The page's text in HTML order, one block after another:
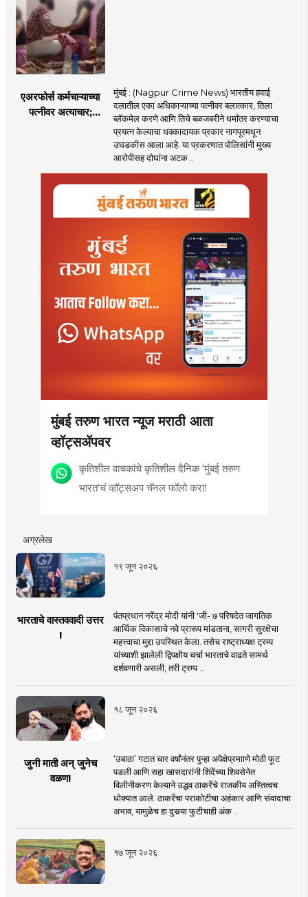
केला दावा
एअरफोर्स कर्मचाऱ्याच्या
पत्नीवर अत्याचार;
मुंबई : (Nagpur Crime News) भारतीय हवाई
दलातील एका अधिकाऱ्याच्या पत्नीवर बलात्कार, तिला
ब्लॅकमेल करणे आणि तिचे बळजबरीने धर्मांतर करण्याचा
प्रयत्न केल्याचा धक्कादायक प्रकार नागपूरमधून
उघडकीस आला आहे. या प्रकरणात पोलिसांनी मुख्य
आरोपीसह दोघांना अटक ..
मुंबई तरुण भारत न्यूज मराठी आता
व्हॉट्सॲपवर
कृतिशील वाचकांचे कृतिशील दैनिक 'मुंबई तरुण
भारत'चं व्हॉट्सअप चॅनल फॉलो करा!
अग्रलेख
१९ जून २०२६
भारताचे वास्तववादी उत्तर
!
पंतप्रधान नरेंद्र मोदी यांनी 'जी- ७ परिषदेत जागतिक
आर्थिक विकासाचे नवे प्रारूप मांडताना, सागरी सुरक्षेचा
महत्त्वाचा मुद्दा उपस्थित केला. तसेच राष्ट्राध्यक्ष ट्रम्प
यांच्याशी झालेली द्विपक्षीय चर्चा भारताचे वाढते सामर्थ
दर्शवणारी असली, तरी ट्रम्प ..
१८ जून २०२६
जुनी माती अन् जुनेच
वळण!
‘उबाठा’ गटात चार वर्षांनंतर पुन्हा अपेक्षेप्रमााणे मोठी फूट
पडली आणि सहा खासदारांनी शिंदेंच्या शिवसेनेत
विलीनीकरण केल्याने उद्धव ठाकरेंचे राजकीय अस्तित्वच
धोक्यात आले. ठाकरेंचा पराकोटीचा अहंकार आणि संवादाचा
अभाव, यामुळेच हा दुसर्‍या फुटीचाही अंक ..
१७ जून २०२६